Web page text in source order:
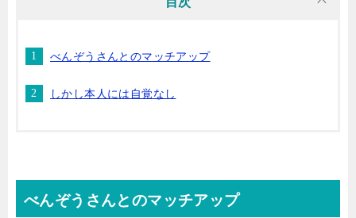
べんぞうさんとのマッチアップ
しかし本人には自覚なし
べんぞうさんとのマッチアップ